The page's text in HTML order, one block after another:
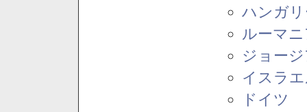
ハンガ
ルーマ
ジョー
イスラ
ドイツ